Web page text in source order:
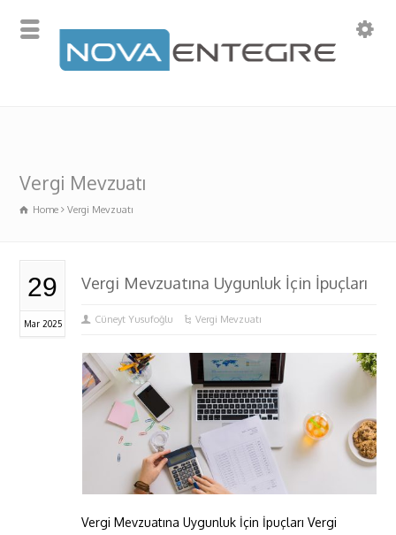
Vergi Mevzuatı
Home Vergi Mevzuatı
29
Mar 2025
Vergi Mevzuatına Uygunluk İçin İpuçları
Cüneyt Yusufoğlu Vergi Mevzuatı
Vergi Mevzuatına Uygunluk İçin İpuçları Vergi